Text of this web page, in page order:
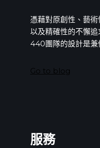
憑藉對原創性、藝術
以及精確性的不懈追
440團隊的設計是兼
Go to blog
服務